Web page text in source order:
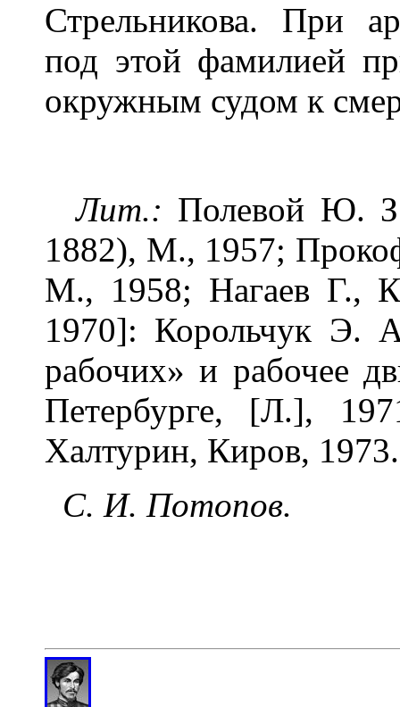
Стрельникова. При
под этой фамилией
окружным судом к
Лит.: Полевой Ю.
1882), М., 1957;
М., 1958; Нагаев Г.,
1970]: Корольчук Э.
рабочих» и рабочее
Петербурге, [Л.],
Халтурин, Киров, 1973.
С. И. Потопов.